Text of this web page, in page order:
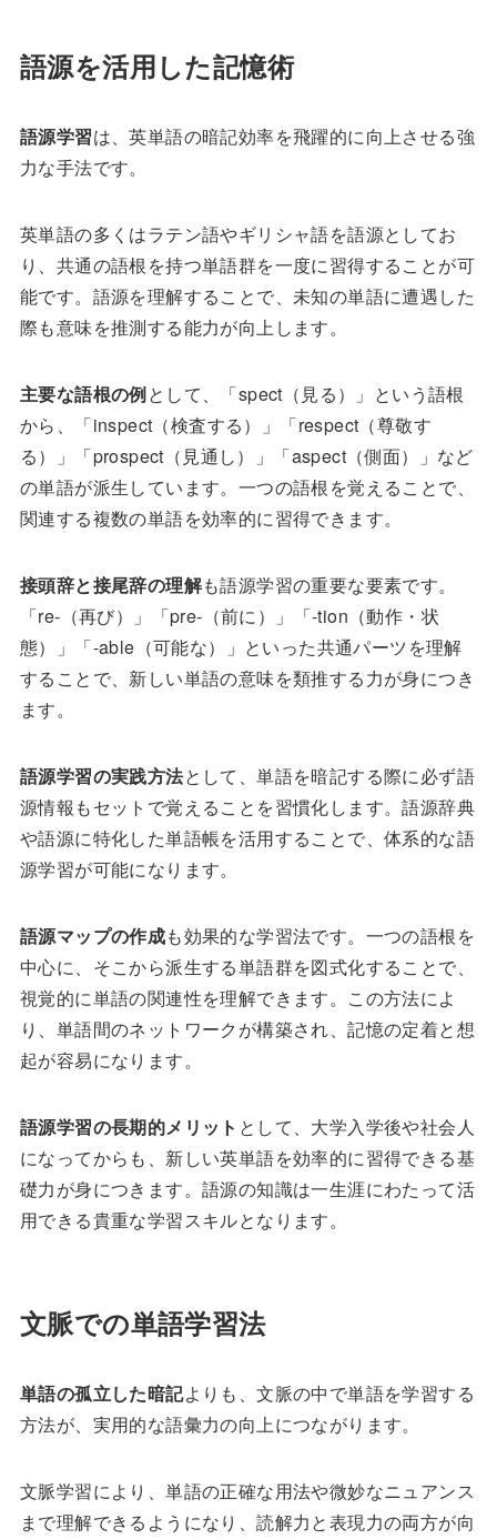
語源を活用した記憶術
語源学習は、英単語の暗記効率を飛躍的に向上させる強
力な手法です。
英単語の多くはラテン語やギリシャ語を語源としてお
り、共通の語根を持つ単語群を一度に習得することが可
能です。語源を理解することで、未知の単語に遭遇した
際も意味を推測する能力が向上します。
主要な語根の例として、「spect（見る）」という語根
から、「inspect（検査する）」「respect（尊敬す
る）」「prospect（見通し）」「aspect（側面）」など
の単語が派生しています。一つの語根を覚えることで、
関連する複数の単語を効率的に習得できます。
接頭辞と接尾辞の理解も語源学習の重要な要素です。
「re-（再び）」「pre-（前に）」「-tion（動作・状
態）」「-able（可能な）」といった共通パーツを理解
することで、新しい単語の意味を類推する力が身につき
ます。
語源学習の実践方法として、単語を暗記する際に必ず語
源情報もセットで覚えることを習慣化します。語源辞典
や語源に特化した単語帳を活用することで、体系的な語
源学習が可能になります。
語源マップの作成も効果的な学習法です。一つの語根を
中心に、そこから派生する単語群を図式化することで、
視覚的に単語の関連性を理解できます。この方法によ
り、単語間のネットワークが構築され、記憶の定着と想
起が容易になります。
語源学習の長期的メリット として、大学入学後や社会人
になってからも、新しい英単語を効率的に習得できる基
礎力が身につきます。語源の知識は一生涯にわたって活
用できる貴重な学習スキルとなります。
文脈での単語学習法
単語の孤立した暗記よりも、文脈の中で単語を学習する
方法が、実用的な語彙力の向上につながります。
文脈学習により、単語の正確な用法や微妙なニュアンス
まで理解できるようになり、読解力と表現力の両方が向